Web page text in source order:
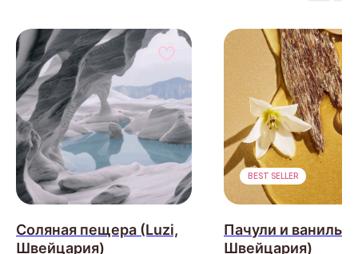
Соляная пещера (Luzi,
Швейцария)
BEST SELLER
Пачули и ваниль
Швейцария)